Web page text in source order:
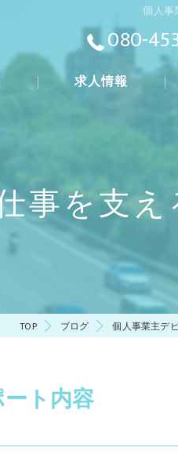
個人事
080-
求人情報
事を支
TOP ブログ 個人事業主デ
ト内容